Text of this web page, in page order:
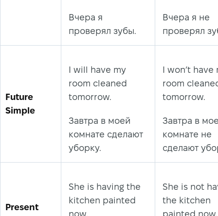
Вчера я
проверял зубы.
Вчера я не
проверял
Future
Simple
I will have my
room cleaned
tomorrow.
Завтра в моей
комнате сделают
уборку.
I won’t have
room
tomorrow.
Завтра в
комнате не
сделают
Present
She is having the
kitchen painted
now.
She is not
the kitchen
painted now.